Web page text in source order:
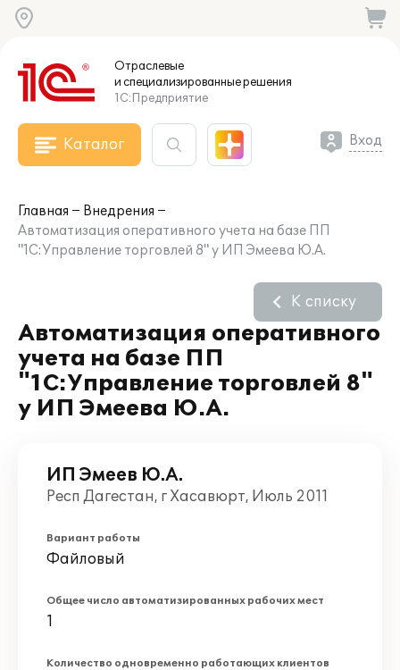
Отраслевые
и специализированныерешения
1С:Предприятие
Каталог Вход
Главная
Внедрения
Автоматизация оперативного учета на базе ПП
"1С:Управление торговлей 8" у ИП Эмеева Ю.А.
Автоматизация оперативного
учета на базе ПП
"1С:Управление торговлей 8"
у ИП Эмеева Ю.А.
К списку
ИП Эмеев Ю.А.
Респ Дагестан, г Хасавюрт, Июль 2011
Вариант работы
Файловый
Общее число автоматизированных рабочих мест
1
Количество одновременно работающих клиентов